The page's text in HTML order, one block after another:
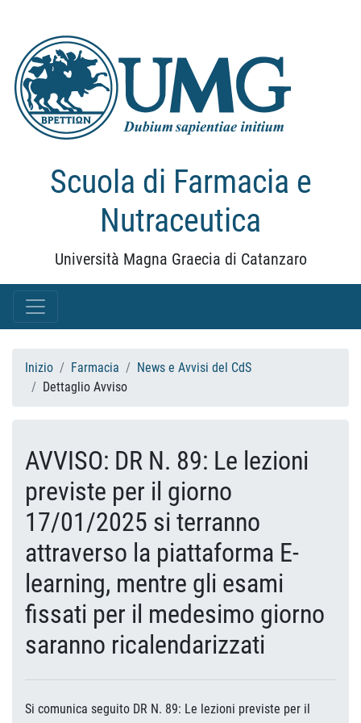
Scuola di Farmacia e
Nutraceutica
Università Magna Graecia di Catanzaro
Inizio Farmacia
News e Avvisi del CdS
Dettaglio Avviso
AVVISO: DR N. 89: Le lezioni
previste per il giorno
17/01/2025 si terranno
attraverso la piattaforma E-
learning, mentre gli esami
fissati per il medesimo giorno
saranno ricalendarizzati
Si comunica seguito DR N. 89: Le lezioni previste per il